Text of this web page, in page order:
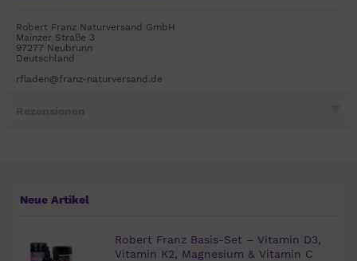
Robert Franz Naturversand GmbH
Mainzer Straße 3
97277 Neubrunn
Deutschland
rfladen@franz-naturversand.de
Neue Artikel
Robert Franz Basis-Set – Vitamin D3,
Vitamin K2, Magnesium & Vitamin C